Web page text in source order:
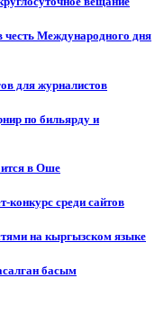
Международного дня
для журналистов
по бильярду и
в Оше
конкурс среди сайтов
на кыргызском языке
басым